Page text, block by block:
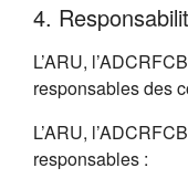
4.
L’ARU,
responsables des
L’ARU,
responsables :